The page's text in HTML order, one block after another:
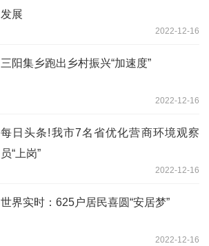
发展
2022-12-16
三阳集乡跑出乡村振兴“加速度”
2022-12-16
每日头条!我市7名省优化营商环境观察
员“上岗”
2022-12-16
世界实时：625户居民喜圆“安居梦”
2022-12-16